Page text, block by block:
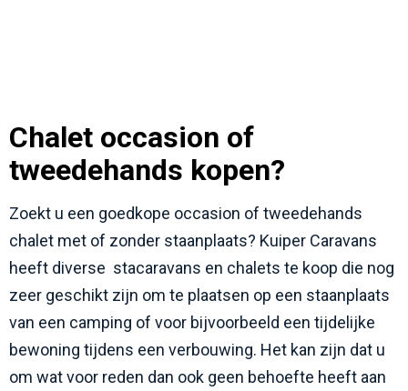
Chalet occasion of
tweedehands kopen?
Zoekt u een goedkope occasion of tweedehands
chalet met of zonder staanplaats? Kuiper Caravans
heeft diverse stacaravans en chalets te koop die nog
zeer geschikt zijn om te plaatsen op een staanplaats
van een camping of voor bijvoorbeeld een tijdelijke
bewoning tijdens een verbouwing. Het kan zijn dat u
om wat voor reden dan ook geen behoefte heeft aan